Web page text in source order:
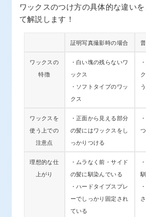
ワックスのつけ方の具体的な違い
て解説します！
証明写真撮影時の場合
ワックスの
特徴
・白い塊の残らないワ
ックス
・ソフトタイプのワッ
クス
ワックスを
使う上での
注意点
・正面から見える部分
の髪にはワックスをし
っかりつける
理想的な仕
上がり
・ムラなく前・サイド
の髪に馴染んでいる
・ハードタイプスプレ
ーでしっかり固定され
ている